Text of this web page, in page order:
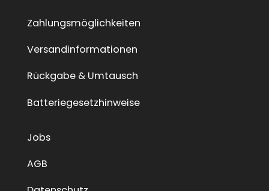
Zahlungsmöglichkeiten
Versandinformationen
Rückgabe & Umtausch
Batteriegesetzhinweise
Jobs
AGB